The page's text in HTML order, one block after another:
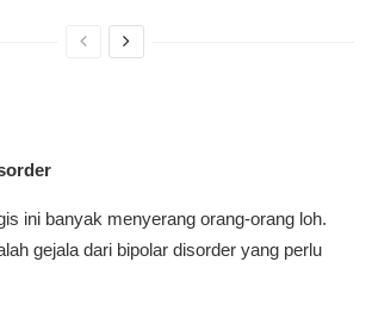
ini banyak menyerang orang-orang loh.
gejala dari bipolar disorder yang perlu